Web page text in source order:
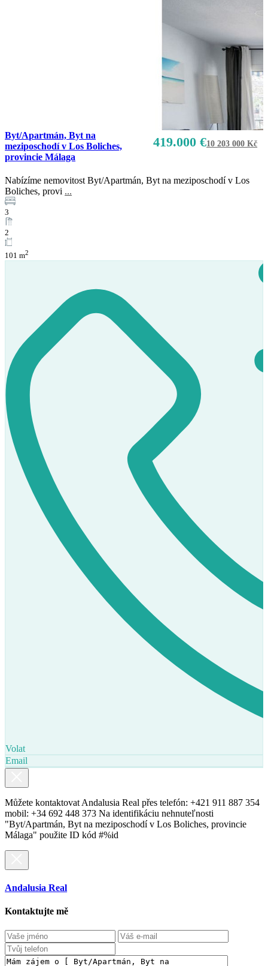
419.000 €10 203 000 Kč
Byt/Apartmán, Byt na
meziposchodí v Los Boliches,
provincie Málaga
Nabízíme nemovitost Byt/Apartmán, Byt na meziposchodí v Los
Boliches, provi ...
3
2
101 m2
Volat
Email
Můžete kontaktovat Andalusia Real přes telefón: +421 911 887 354
mobil: +34 692 448 373 Na identifikáciu nehnuteľnosti
"Byt/Apartmán, Byt na meziposchodí v Los Boliches, provincie
Málaga" použite ID kód #%id
Andalusia Real
Kontaktujte mě